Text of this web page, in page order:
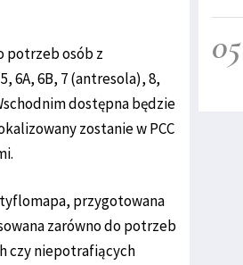
potrzeb osób z
6A, 6B, 7 (antresola), 8,
dostępna będzie
zostanie w PCC
przygotowana
zarówno do potrzeb
czy niepotrafiących
05